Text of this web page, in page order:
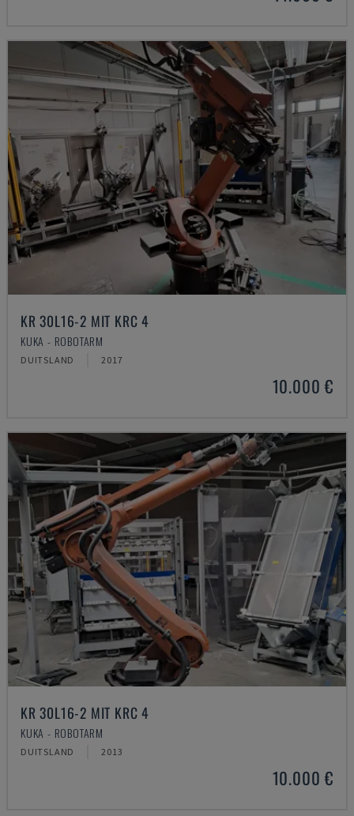
KR 30L16-2 MIT KRC 4
KUKA - ROBOTARM
DUITSLAND 2017
10.000 €
KR 30L16-2 MIT KRC 4
KUKA - ROBOTARM
DUITSLAND 2013
10.000 €